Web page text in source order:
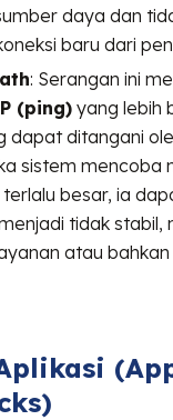
daya dan
baru dari
: Serangan ini
(ping) yang lebih
dapat ditangani
sistem mencoba
besar, ia
tidak stabil,
atau